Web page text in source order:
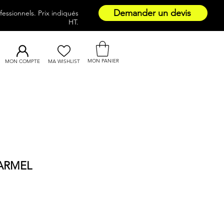
Prix indiqués
HT.
Demander un devis
MON COMPTE MA WISHLIST MON PANIER